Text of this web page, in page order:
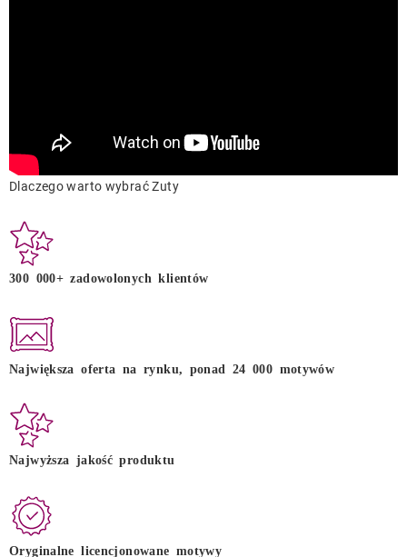
Dlaczego warto wybrać Zuty
300 000+ zadowolonych klientów
Największa oferta na rynku, ponad 24 000 motywów
Najwyższa jakość produktu
Oryginalne licencjonowane motywy